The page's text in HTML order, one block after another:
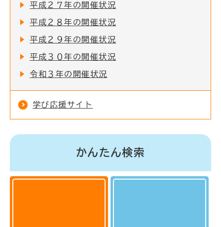
平成２７年の開催状況
平成２８年の開催状況
平成２９年の開催状況
平成３０年の開催状況
令和３年の開催状況
学び応援サイト
かんたん検索